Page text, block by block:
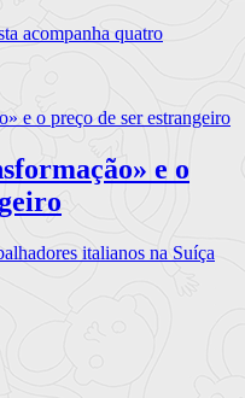
acompanha quatro
e o
italianos na Suíça